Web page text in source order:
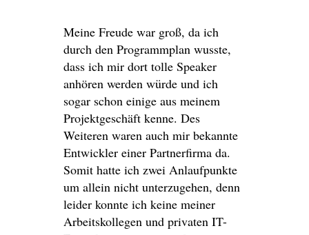
Meine Freude war groß, da ich
durch den Programmplan wusste,
dass ich mir dort tolle Speaker
anhören werden würde und ich
sogar schon einige aus meinem
Projektgeschäft kenne. Des
Weiteren waren auch mir bekannte
Entwickler einer Partnerfirma da.
Somit hatte ich zwei Anlaufpunkte
um allein nicht unterzugehen, denn
leider konnte ich keine meiner
Arbeitskollegen und privaten IT-